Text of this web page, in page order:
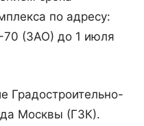
по адресу:
70 (ЗАО) до 1 июля
Градостроительно-
Москвы (ГЗК).